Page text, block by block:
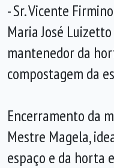
- Sr. Vicente
Maria José
mantenedor da
compostagem da
Encerramento da
Mestre Magela,
espaço e da horta